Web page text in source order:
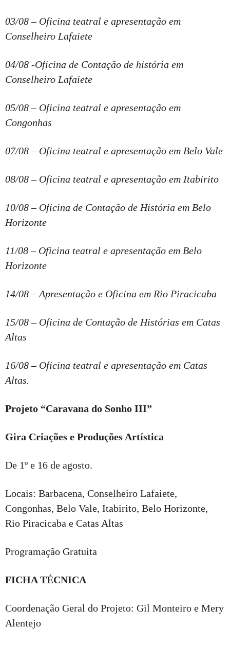
03/08 – Oficina teatral e apresentação em
Conselheiro Lafaiete
04/08 -Oficina de Contação de história em
Conselheiro Lafaiete
05/08 – Oficina teatral e apresentação em
Congonhas
07/08 – Oficina teatral e apresentação em Belo Vale
08/08 – Oficina teatral e apresentação em Itabirito
10/08 – Oficina de Contação de História em Belo
Horizonte
11/08 – Oficina teatral e apresentação em Belo
Horizonte
14/08 – Apresentação e Oficina em Rio Piracicaba
15/08 – Oficina de Contação de Histórias em Catas
Altas
16/08 – Oficina teatral e apresentação em Catas
Altas.
Projeto “Caravana do Sonho III”
Gira Criações e Produções Artística
De 1º e 16 de agosto.
Locais: Barbacena, Conselheiro Lafaiete,
Congonhas, Belo Vale, Itabirito, Belo Horizonte,
Rio Piracicaba e Catas Altas
Programação Gratuita
FICHA TÉCNICA
Coordenação Geral do Projeto: Gil Monteiro e Mery
Alentejo